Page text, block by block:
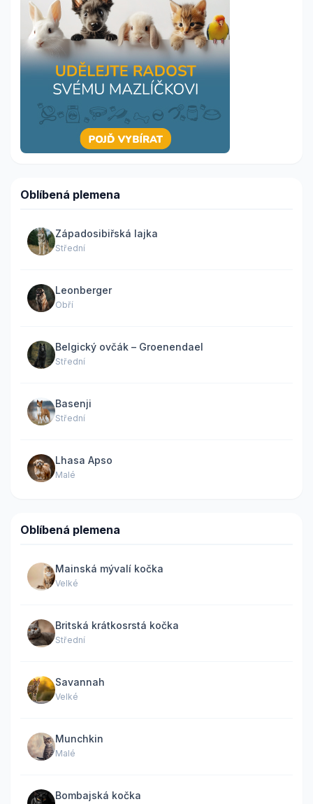
Oblíbená plemena
Západosibiřská lajka
Střední
Leonberger
Obří
Belgický ovčák – Groenendael
Střední
Basenji
Střední
Lhasa Apso
Malé
Oblíbená plemena
Mainská mývalí kočka
Velké
Britská krátkosrstá kočka
Střední
Savannah
Velké
Munchkin
Malé
Bombajská kočka